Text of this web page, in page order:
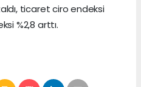
ticaret ciro endeksi
%2,8 arttı.